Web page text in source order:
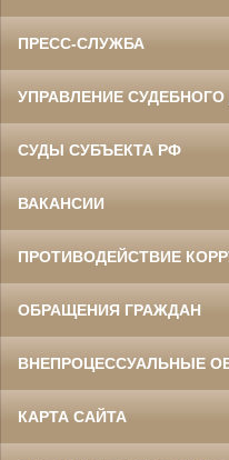
ПРЕСС-СЛУЖБА
УПРАВЛЕНИЕ
СУДЫ СУБЪЕКТА РФ
ВАКАНСИИ
ПРОТИВОДЕЙСТВИЕ
ОБРАЩЕНИЯ ГРАЖДАН
ВНЕПРОЦЕССУАЛЬНЫЕ
КАРТА САЙТА